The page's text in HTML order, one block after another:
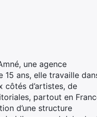
une agence
15 ans, elle travaille
côtés d’artistes, de
partout en
d’une structure